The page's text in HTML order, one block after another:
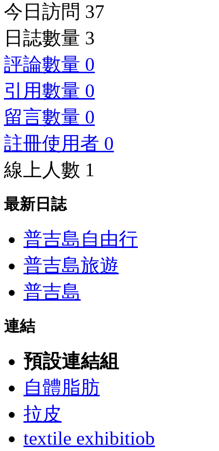
今日訪問 37
日誌數量 3
評論數量 0
引用數量 0
留言數量 0
註冊使用者 0
線上人數 1
最新日誌
普吉島自由行
普吉島旅遊
普吉島
連結
預設連結組
自體脂肪
拉皮
textile exhibitiob